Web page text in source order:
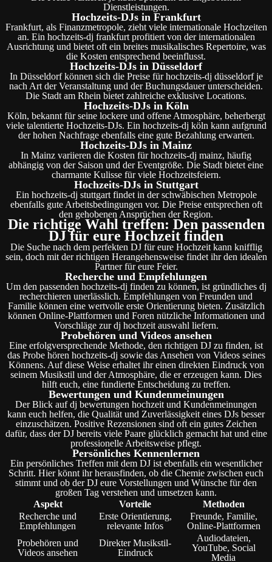
Dienstleistungen.
Hochzeits-DJs in Frankfurt
Frankfurt, als Finanzmetropole, zieht viele internationale Hochzeiten
an. Ein hochzeits-dj frankfurt profitiert von der internationalen
Ausrichtung und bietet oft ein breites musikalisches Repertoire, was
die Kosten entsprechend beeinflusst.
Hochzeits-DJs in Düsseldorf
In Düsseldorf können sich die Preise für hochzeits-dj düsseldorf je
nach Art der Veranstaltung und der Buchungsdauer unterscheiden.
Die Stadt am Rhein bietet zahlreiche exklusive Locations.
Hochzeits-DJs in Köln
Köln, bekannt für seine lockere und offene Atmosphäre, beherbergt
viele talentierte Hochzeits-DJs. Ein hochzeits-dj köln kann aufgrund
der hohen Nachfrage ebenfalls eine gute Bezahlung erwarten.
Hochzeits-DJs in Mainz
In Mainz variieren die Kosten für hochzeits-dj mainz, häufig
abhängig von der Saison und der Eventgröße. Die Stadt bietet eine
charmante Kulisse für viele Hochzeitsfeiern.
Hochzeits-DJs in Stuttgart
Ein hochzeits-dj stuttgart findet in der schwäbischen Metropole
ebenfalls gute Arbeitsbedingungen vor. Die Preise entsprechen oft
den gehobenen Ansprüchen der Region.
Die richtige Wahl treffen: Den passenden
DJ für eure Hochzeit finden
Die Suche nach dem perfekten DJ für eure Hochzeit kann knifflig
sein, doch mit der richtigen Herangehensweise findet ihr den idealen
Partner für eure Feier.
Recherche und Empfehlungen
Um den passenden hochzeits-dj finden zu können, ist gründliches dj
recherchieren unerlässlich. Empfehlungen von Freunden und
Familie können eine wertvolle erste Orientierung bieten. Zusätzlich
können Online-Plattformen und Foren nützliche Informationen und
Vorschläge zur dj hochzeit auswahl liefern.
Probehören und Videos ansehen
Eine erfolgversprechende Methode, den richtigen DJ zu finden, ist
das Probe hören hochzeits-dj sowie das Ansehen von Videos seines
Könnens. Auf diese Weise erhaltet ihr einen direkten Eindruck von
seinem Musikstil und der Atmosphäre, die er erzeugen kann. Dies
hilft euch, eine fundierte Entscheidung zu treffen.
Bewertungen und Kundenmeinungen
Der Blick auf dj bewertungen hochzeit und Kundenmeinungen
kann euch helfen, die Qualität und Zuverlässigkeit eines DJs besser
einzuschätzen. Positive Rezensionen sind oft ein gutes Zeichen
dafür, dass der DJ bereits viele Paare glücklich gemacht hat und eine
professionelle Arbeitsweise pflegt.
Persönliches Kennenlernen
Ein persönliches Treffen mit dem DJ ist ebenfalls ein wesentlicher
Schritt. Hier könnt ihr herausfinden, ob die Chemie zwischen euch
stimmt und ob der DJ eure Vorstellungen und Wünsche für den
großen Tag verstehen und umsetzen kann.
Aspekt
Vorteile
Methoden
Recherche und
Empfehlungen
Erste Orientierung,
relevante Infos
Freunde, Familie,
Online-Plattformen
Probehören und
Videos ansehen
Direkter Musikstil-
Eindruck
Audiodateien,
YouTube, Social
Media